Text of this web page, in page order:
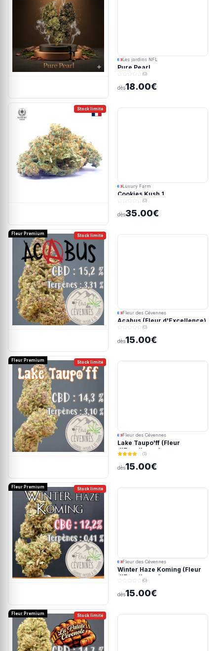
Les jardins NFL
Pure Pearl
(0)
dès18.00€
Stock limité
Luxury Farm
Cookies Kush 1
(0)
dès35.00€
Stock limité
Fleur Premium
Fleur des Cévennes
Acabus (Fleur d'Excellence)
(0)
dès15.00€
Stock limité
Fleur Premium
Fleur des Cévennes
Lake Taupo'ff (Fleur
d'Excellence)
(1)
dès15.00€
Stock limité
Fleur Premium
Fleur des Cévennes
Winter Haze Koming (Fleur
d'Excellence)
(0)
dès15.00€
Stock limité
Fleur Premium